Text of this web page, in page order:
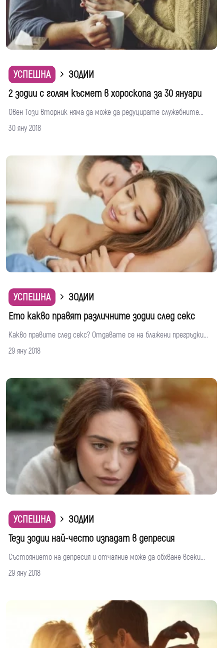
УСПЕШНА
ЗОДИИ
2 зодии с голям късмет в хороскопа за 30 януари
Овен Този вторник няма да може да редуцирате служебните...
30 яну 2018
УСПЕШНА
ЗОДИИ
Ето какво правят различните зодии след секс
Какво правите след секс? Отдавате се на блажени прегръдки...
29 яну 2018
УСПЕШНА
ЗОДИИ
Тези зодии най-често изпадат в депресия
Състоянието на депресия и отчаяние може да обхване всеки...
29 яну 2018